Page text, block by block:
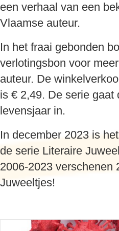
een verhaal van een
Vlaamse auteur.
In het fraai gebonden
verlotingsbon voor
auteur. De
is € 2,49. De serie gaat
levensjaar in.
In december 2023 is
de serie Literaire
2006-2023 verschenen
Juweeltjes!